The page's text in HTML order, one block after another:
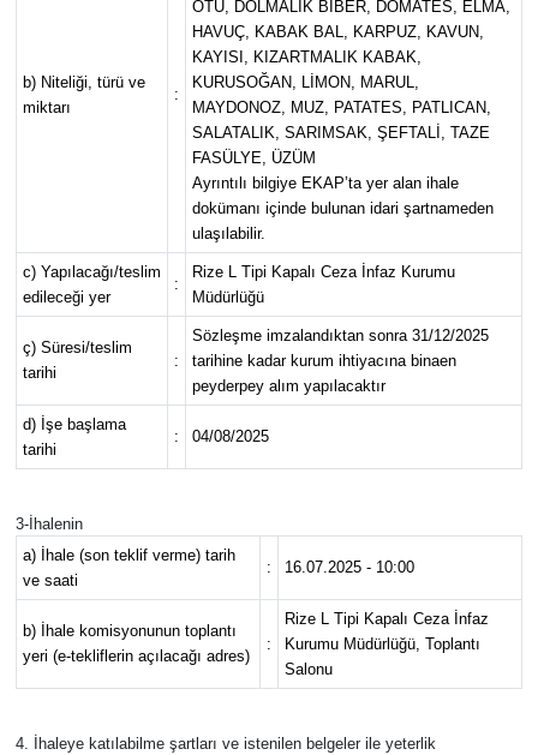
b) Niteliği, türü ve
miktarı
:
OTU, DOLMALIK BİBER, DOMATES, ELMA,
HAVUÇ, KABAK BAL, KARPUZ, KAVUN,
KAYISI, KIZARTMALIK KABAK,
KURUSOĞAN, LİMON, MARUL,
MAYDONOZ, MUZ, PATATES, PATLICAN,
SALATALIK, SARIMSAK, ŞEFTALİ, TAZE
FASÜLYE, ÜZÜM
Ayrıntılı bilgiye EKAP’ta yer alan ihale
dokümanı içinde bulunan idari şartnameden
ulaşılabilir.
c) Yapılacağı/teslim
edileceği yer
:
Rize L Tipi Kapalı Ceza İnfaz Kurumu
Müdürlüğü
ç) Süresi/teslim
tarihi
:
Sözleşme imzalandıktan sonra 31/12/2025
tarihine kadar kurum ihtiyacına binaen
peyderpey alım yapılacaktır
d) İşe başlama
tarihi
: 04/08/2025
3-İhalenin
a) İhale (son teklif verme) tarih
ve saati
: 16.07.2025 - 10:00
b) İhale komisyonunun toplantı
yeri (e-tekliflerin açılacağı adres)
:
Rize L Tipi Kapalı Ceza İnfaz
Kurumu Müdürlüğü, Toplantı
Salonu
4. İhaleye katılabilme şartları ve istenilen belgeler ile yeterlik